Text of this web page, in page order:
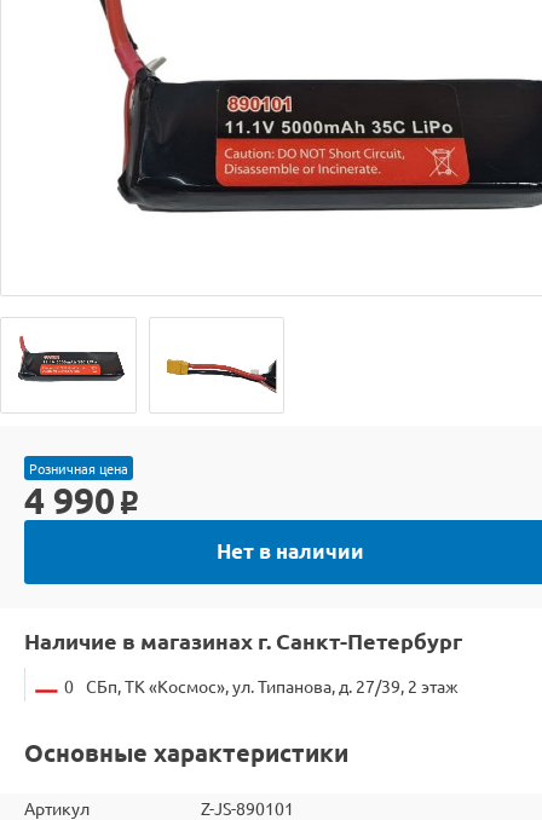
Розничная цена
4 990 o
Нет в наличии
Наличие в магазинах г. Санкт-Петербург
0 СБп, ТК «Космос», ул. Типанова, д. 27/39, 2 этаж
Основные характеристики
Артикул
Z-JS-890101